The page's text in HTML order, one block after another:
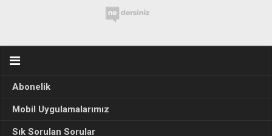
Abonelik
Mobil Uygulamalarımız
Sık Sorulan Sorular